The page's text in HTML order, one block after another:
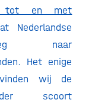
tot en met
Nederlandse
naar
Het enige
wij de
scoort